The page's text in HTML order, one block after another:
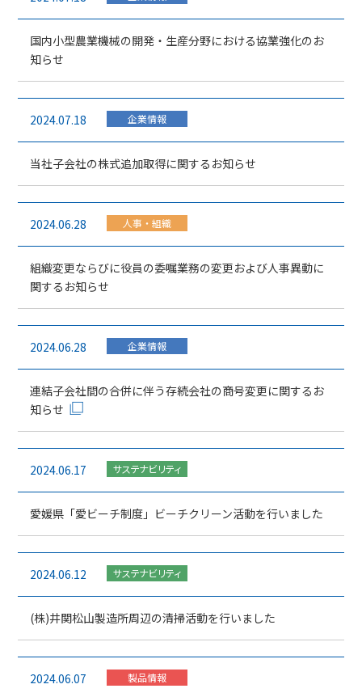
国内小型農業機械の開発・生産分野における協業強化のお
知らせ
2024.07.18 企業情報
当社子会社の株式追加取得に関するお知らせ
2024.06.28 人事・組織
組織変更ならびに役員の委嘱業務の変更および人事異動に
関するお知らせ
2024.06.28 企業情報
連結子会社間の合併に伴う存続会社の商号変更に関するお
知らせ
2024.06.17 サステナビリティ
愛媛県「愛ビーチ制度」ビーチクリーン活動を行いました
2024.06.12 サステナビリティ
(株)井関松山製造所周辺の清掃活動を行いました
2024.06.07 製品情報